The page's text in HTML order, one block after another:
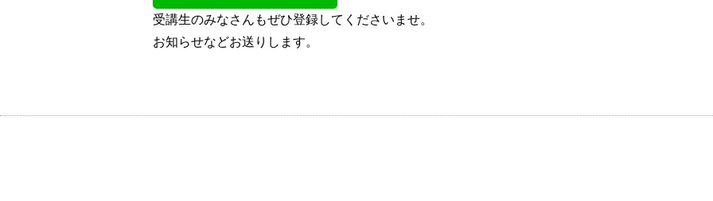
受講生のみなさんもぜひ登録してくださいませ。
お知らせなどお送りします。